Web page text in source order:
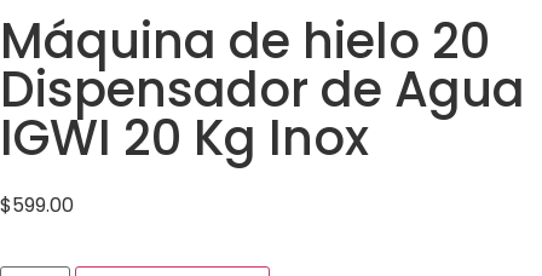
Máquina de hielo 20
Dispensador de Agua
IGWI 20 Kg Inox
$599.00